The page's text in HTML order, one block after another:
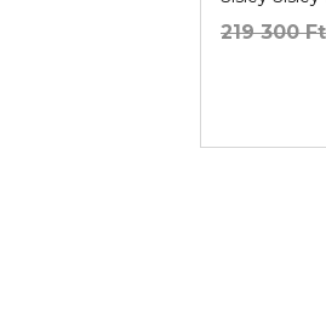
219 300 Ft